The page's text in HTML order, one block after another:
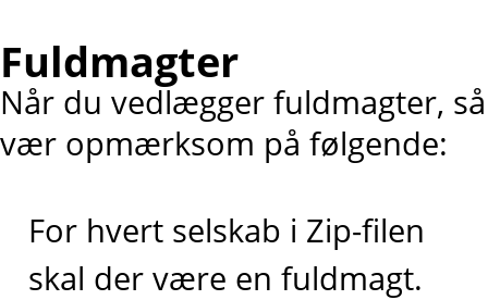
Fuldmagter
Når du vedlægger fuldmagter, så
vær opmærksom på følgende:
For hvert selskab i Zip-filen
skal der være en fuldmagt.